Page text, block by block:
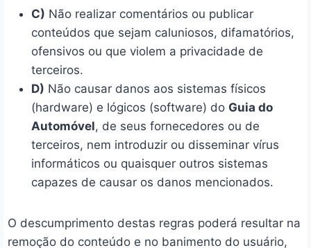
C) Não realizar comentários ou publicar
conteúdos que sejam caluniosos, difamatórios,
ofensivos ou que violem a privacidade de
terceiros.
D) Não causar danos aos sistemas físicos
(hardware) e lógicos (software) do Guia do
Automóvel, de seus fornecedores ou de
terceiros, nem introduzir ou disseminar vírus
informáticos ou quaisquer outros sistemas
capazes de causar os danos mencionados.
O descumprimento destas regras poderá resultar na
remoção do conteúdo e no banimento do usuário,